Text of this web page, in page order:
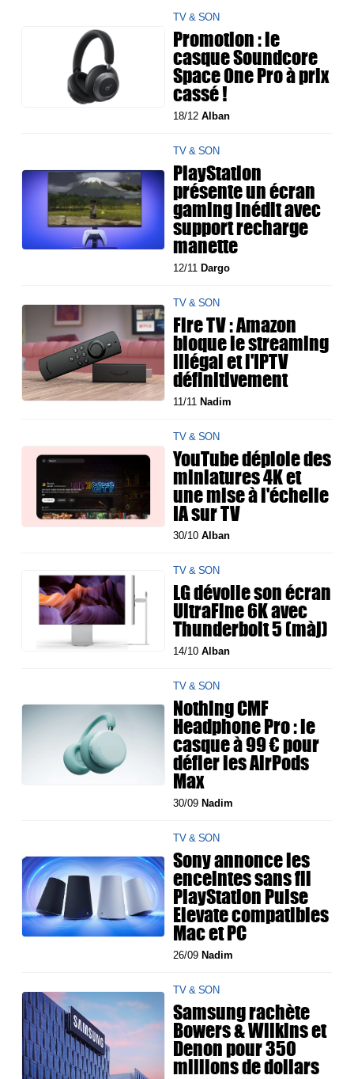
TV & SON
Promotion : le
casque Soundcore
Space One Pro à prix
cassé !
18/12Alban
TV & SON
PlayStation
présente un écran
gaming inédit avec
support recharge
manette
12/11 Dargo
TV & SON
Fire TV : Amazon
bloque le streaming
illégal et l'IPTV
définitivement
11/11 Nadim
TV & SON
YouTube déploie des
miniatures 4K et
une mise à l'échelle
IA sur TV
30/10Alban
TV & SON
LG dévoile son écran
UltraFine 6K avec
Thunderbolt 5 (màj)
14/10Alban
TV & SON
Nothing CMF
Headphone Pro : le
casque à 99 € pour
défier les AirPods
Max
30/09 Nadim
TV & SON
Sony annonce les
enceintes sans fil
PlayStation Pulse
Elevate compatibles
Mac et PC
26/09 Nadim
TV & SON
Samsung rachète
Bowers & Wilkins et
Denon pour 350
millions de dollars